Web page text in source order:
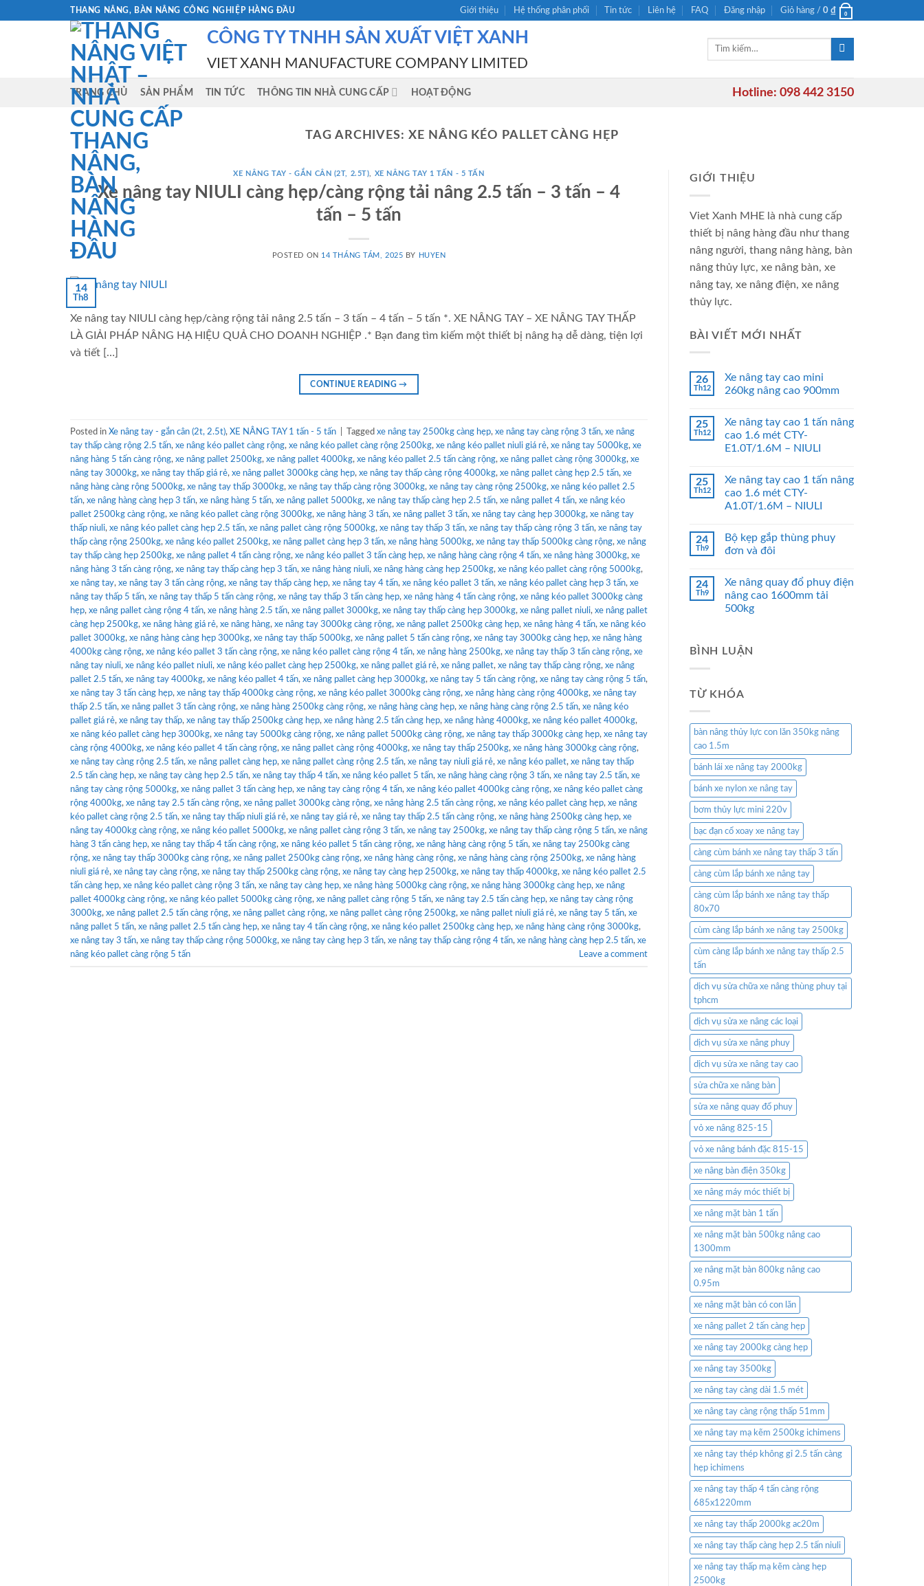
THANG NÂNG, BÀN NÂNG CÔNG NGHIỆP HÀNG ĐẦU Giới thiệu Hệ thống phân phối Tin tức Liên hệ FAQ Đăng nhập Giỏ hàng / 0 ₫ 0
CÔNG TY TNHH SẢN XUẤT VIỆT XANH
VIET XANH MANUFACTURE COMPANY LIMITED
Tìm
TRANG CHỦ SẢN PHẨM TIN TỨC THÔNG TIN NHÀ CUNG CẤP HOẠT ĐỘNG Hotline: 098 442 3150
TAG ARCHIVES:XE NÂNG KÉO PALLET CÀNG HẸP
XE NÂNG TAY - GẮN CÂN (2T, 2.5T) XE NÂNG TAY 1 TẤN - 5 TẤN
Xe nâng tay NIULI càng hẹp/càng rộng tải nâng 2.5 tấn – 3 tấn – 4
tấn – 5 tấn
POSTED ON 14 THÁNG TÁM, 2025 BY HUYEN
14
Th8
Xe nâng tay NIULI càng hẹp/càng rộng tải nâng 2.5 tấn – 3 tấn – 4 tấn – 5 tấn *. XE NÂNG TAY – XE NÂNG TAY THẤP
LÀ GIẢI PHÁP NÂNG HẠ HIỆU QUẢ CHO DOANH NGHIỆP .* Bạn đang tìm kiếm một thiết bị nâng hạ dễ dàng, tiện lợi
và tiết […]
CONTINUE READING→
Posted in Xe nâng tay - gắn cân (2t, 2.5t), XE NÂNG TAY 1 tấn - 5 tấn Tagged xe nâng tay 2500kg càng hẹp, xe nâng tay càng rộng 3 tấn, xe nâng
tay thấp càng rộng 2.5 tấn, xe nâng kéo pallet càng rộng, xe nâng kéo pallet càng rộng 2500kg, xe nâng kéo pallet niuli giá rẻ, xe nâng tay 5000kg, xe
nâng hàng 5 tấn càng rộng, xe nâng pallet 2500kg, xe nâng pallet 4000kg, xe nâng kéo pallet 2.5 tấn càng rộng, xe nâng pallet càng rộng 3000kg, xe
nâng tay 3000kg, xe nâng tay thấp giá rẻ, xe nâng pallet 3000kg càng hẹp, xe nâng tay thấp càng rộng 4000kg, xe nâng pallet càng hẹp 2.5 tấn, xe
nâng hàng càng rộng 5000kg, xe nâng tay thấp 3000kg, xe nâng tay thấp càng rộng 3000kg, xe nâng tay càng rộng 2500kg, xe nâng kéo pallet 2.5
tấn, xe nâng hàng càng hẹp 3 tấn, xe nâng hàng 5 tấn, xe nâng pallet 5000kg, xe nâng tay thấp càng hẹp 2.5 tấn, xe nâng pallet 4 tấn, xe nâng kéo
pallet 2500kg càng rộng, xe nâng kéo pallet càng rộng 3000kg, xe nâng hàng 3 tấn, xe nâng pallet 3 tấn, xe nâng tay càng hẹp 3000kg, xe nâng tay
thấp niuli, xe nâng kéo pallet càng hẹp 2.5 tấn, xe nâng pallet càng rộng 5000kg, xe nâng tay thấp 3 tấn, xe nâng tay thấp càng rộng 3 tấn, xe nâng tay
thấp càng rộng 2500kg, xe nâng kéo pallet 2500kg, xe nâng pallet càng hẹp 3 tấn, xe nâng hàng 5000kg, xe nâng tay thấp 5000kg càng rộng, xe nâng
tay thấp càng hẹp 2500kg, xe nâng pallet 4 tấn càng rộng, xe nâng kéo pallet 3 tấn càng hẹp, xe nâng hàng càng rộng 4 tấn, xe nâng hàng 3000kg, xe
nâng hàng 3 tấn càng rộng, xe nâng tay thấp càng hẹp 3 tấn, xe nâng hàng niuli, xe nâng hàng càng hẹp 2500kg, xe nâng kéo pallet càng rộng 5000kg,
xe nâng tay, xe nâng tay 3 tấn càng rộng, xe nâng tay thấp càng hẹp, xe nâng tay 4 tấn, xe nâng kéo pallet 3 tấn, xe nâng kéo pallet càng hẹp 3 tấn, xe
nâng tay thấp 5 tấn, xe nâng tay thấp 5 tấn càng rộng, xe nâng tay thấp 3 tấn càng hẹp, xe nâng hàng 4 tấn càng rộng, xe nâng kéo pallet 3000kg càng
hẹp, xe nâng pallet càng rộng 4 tấn, xe nâng hàng 2.5 tấn, xe nâng pallet 3000kg, xe nâng tay thấp càng hẹp 3000kg, xe nâng pallet niuli, xe nâng pallet
càng hẹp 2500kg, xe nâng hàng giá rẻ, xe nâng hàng, xe nâng tay 3000kg càng rộng, xe nâng pallet 2500kg càng hẹp, xe nâng hàng 4 tấn, xe nâng kéo
pallet 3000kg, xe nâng hàng càng hẹp 3000kg, xe nâng tay thấp 5000kg, xe nâng pallet 5 tấn càng rộng, xe nâng tay 3000kg càng hẹp, xe nâng hàng
4000kg càng rộng, xe nâng kéo pallet 3 tấn càng rộng, xe nâng kéo pallet càng rộng 4 tấn, xe nâng hàng 2500kg, xe nâng tay thấp 3 tấn càng rộng, xe
nâng tay niuli, xe nâng kéo pallet niuli, xe nâng kéo pallet càng hẹp 2500kg, xe nâng pallet giá rẻ, xe nâng pallet, xe nâng tay thấp càng rộng, xe nâng
pallet 2.5 tấn, xe nâng tay 4000kg, xe nâng kéo pallet 4 tấn, xe nâng pallet càng hẹp 3000kg, xe nâng tay 5 tấn càng rộng, xe nâng tay càng rộng 5 tấn,
xe nâng tay 3 tấn càng hẹp, xe nâng tay thấp 4000kg càng rộng, xe nâng kéo pallet 3000kg càng rộng, xe nâng hàng càng rộng 4000kg, xe nâng tay
thấp 2.5 tấn, xe nâng pallet 3 tấn càng rộng, xe nâng hàng 2500kg càng rộng, xe nâng hàng càng hẹp, xe nâng hàng càng rộng 2.5 tấn, xe nâng kéo
pallet giá rẻ, xe nâng tay thấp, xe nâng tay thấp 2500kg càng hẹp, xe nâng hàng 2.5 tấn càng hẹp, xe nâng hàng 4000kg, xe nâng kéo pallet 4000kg,
xe nâng kéo pallet càng hẹp 3000kg, xe nâng tay 5000kg càng rộng, xe nâng pallet 5000kg càng rộng, xe nâng tay thấp 3000kg càng hẹp, xe nâng tay
càng rộng 4000kg, xe nâng kéo pallet 4 tấn càng rộng, xe nâng pallet càng rộng 4000kg, xe nâng tay thấp 2500kg, xe nâng hàng 3000kg càng rộng,
xe nâng tay càng rộng 2.5 tấn, xe nâng pallet càng hẹp, xe nâng pallet càng rộng 2.5 tấn, xe nâng tay niuli giá rẻ, xe nâng kéo pallet, xe nâng tay thấp
2.5 tấn càng hẹp, xe nâng tay càng hẹp 2.5 tấn, xe nâng tay thấp 4 tấn, xe nâng kéo pallet 5 tấn, xe nâng hàng càng rộng 3 tấn, xe nâng tay 2.5 tấn, xe
nâng tay càng rộng 5000kg, xe nâng pallet 3 tấn càng hẹp, xe nâng tay càng rộng 4 tấn, xe nâng kéo pallet 4000kg càng rộng, xe nâng kéo pallet càng
rộng 4000kg, xe nâng tay 2.5 tấn càng rộng, xe nâng pallet 3000kg càng rộng, xe nâng hàng 2.5 tấn càng rộng, xe nâng kéo pallet càng hẹp, xe nâng
kéo pallet càng rộng 2.5 tấn, xe nâng tay thấp niuli giá rẻ, xe nâng tay giá rẻ, xe nâng tay thấp 2.5 tấn càng rộng, xe nâng hàng 2500kg càng hẹp, xe
nâng tay 4000kg càng rộng, xe nâng kéo pallet 5000kg, xe nâng pallet càng rộng 3 tấn, xe nâng tay 2500kg, xe nâng tay thấp càng rộng 5 tấn, xe nâng
hàng 3 tấn càng hẹp, xe nâng tay thấp 4 tấn càng rộng, xe nâng kéo pallet 5 tấn càng rộng, xe nâng hàng càng rộng 5 tấn, xe nâng tay 2500kg càng
rộng, xe nâng tay thấp 3000kg càng rộng, xe nâng pallet 2500kg càng rộng, xe nâng hàng càng rộng, xe nâng hàng càng rộng 2500kg, xe nâng hàng
niuli giá rẻ, xe nâng tay càng rộng, xe nâng tay thấp 2500kg càng rộng, xe nâng tay càng hẹp 2500kg, xe nâng tay thấp 4000kg, xe nâng kéo pallet 2.5
tấn càng hẹp, xe nâng kéo pallet càng rộng 3 tấn, xe nâng tay càng hẹp, xe nâng hàng 5000kg càng rộng, xe nâng hàng 3000kg càng hẹp, xe nâng
pallet 4000kg càng rộng, xe nâng kéo pallet 5000kg càng rộng, xe nâng pallet càng rộng 5 tấn, xe nâng tay 2.5 tấn càng hẹp, xe nâng tay càng rộng
3000kg, xe nâng pallet 2.5 tấn càng rộng, xe nâng pallet càng rộng, xe nâng pallet càng rộng 2500kg, xe nâng pallet niuli giá rẻ, xe nâng tay 5 tấn, xe
nâng pallet 5 tấn, xe nâng pallet 2.5 tấn càng hẹp, xe nâng tay 4 tấn càng rộng, xe nâng kéo pallet 2500kg càng hẹp, xe nâng hàng càng rộng 3000kg,
xe nâng tay 3 tấn, xe nâng tay thấp càng rộng 5000kg, xe nâng tay càng hẹp 3 tấn, xe nâng tay thấp càng rộng 4 tấn, xe nâng hàng càng hẹp 2.5 tấn, xe
nâng kéo pallet càng rộng 5 tấn
Leave a comment
GIỚI THIỆU
Viet Xanh MHE là nhà cung cấp
thiết bị nâng hàng đầu như thang
nâng người, thang nâng hàng, bàn
nâng thủy lực, xe nâng bàn, xe
nâng tay, xe nâng điện, xe nâng
thủy lực.
BÀI VIẾT MỚI NHẤT
26
Th12
Xe nâng tay cao mini
260kg nâng cao 900mm
25
Th12
Xe nâng tay cao 1 tấn nâng
cao 1.6 mét CTY-
E1.0T/1.6M – NIULI
25
Th12
Xe nâng tay cao 1 tấn nâng
cao 1.6 mét CTY-
A1.0T/1.6M – NIULI
24
Th9
Bộ kẹp gắp thùng phuy
đơn và đôi
24
Th9
Xe nâng quay đổ phuy điện
nâng cao 1600mm tải
500kg
BÌNH LUẬN
TỪ KHÓA
bàn nâng thủy lực con lăn 350kg nâng
cao 1.5m
bánh lái xe nâng tay 2000kg
bánh xe nylon xe nâng tay
bơm thủy lực mini 220v
bạc đạn cổ xoay xe nâng tay
càng cùm bánh xe nâng tay thấp 3 tấn
càng cùm lắp bánh xe nâng tay
càng cùm lắp bánh xe nâng tay thấp
80x70
cùm càng lắp bánh xe nâng tay 2500kg
cùm càng lắp bánh xe nâng tay thấp 2.5
tấn
dịch vụ sửa chữa xe nâng thùng phuy tại
tphcm
dịch vụ sửa xe nâng các loại
dịch vụ sửa xe nâng phuy
dịch vụ sửa xe nâng tay cao
sửa chữa xe nâng bàn
sửa xe nâng quay đổ phuy
vỏ xe nâng 825-15
vỏ xe nâng bánh đặc 815-15
xe nâng bàn điện 350kg
xe nâng máy móc thiết bị
xe nâng mặt bàn 1 tấn
xe nâng mặt bàn 500kg nâng cao
1300mm
xe nâng mặt bàn 800kg nâng cao
0.95m
xe nâng mặt bàn có con lăn
xe nâng pallet 2 tấn càng hẹp
xe nâng tay 2000kg càng hẹp
xe nâng tay 3500kg
xe nâng tay càng dài 1.5 mét
xe nâng tay càng rộng thấp 51mm
xe nâng tay mạ kẽm 2500kg ichimens
xe nâng tay thép không gỉ 2.5 tấn càng
hẹp ichimens
xe nâng tay thấp 4 tấn càng rộng
685x1220mm
xe nâng tay thấp 2000kg ac20m
xe nâng tay thấp càng hẹp 2.5 tấn niuli
xe nâng tay thấp mạ kẽm càng hẹp
2500kg